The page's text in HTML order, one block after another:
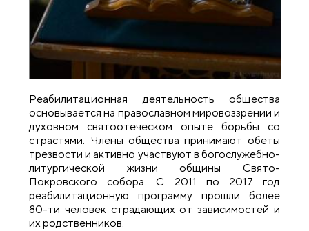
Реабилитационная деятельность общества
основывается на православном мировоззрении и
духовном святоотеческом опыте борьбы со
страстями. Члены общества принимают обеты
трезвости и активно участвуют в богослужебно-
литургической жизни общины Свято-
Покровского собора. С 2011 по 2017 год
реабилитационную программу прошли более
80-ти человек страдающих от зависимостей и
их родственников.